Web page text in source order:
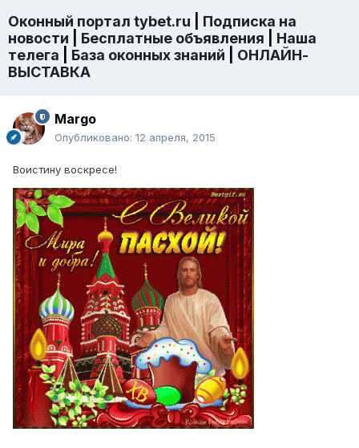
Оконный портал tybet.ru
Подписка на
новости
Бесплатные объявления
Наша
телега
База оконных знаний
ОНЛАЙН-
ВЫСТАВКА
Margo
Опубликовано: 12 апреля, 2015
Воистину воскресе!